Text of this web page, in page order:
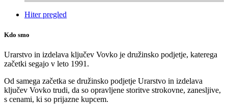
Hiter pregled
Kdo smo
Urarstvo in izdelava ključev Vovko je družinsko podjetje, katerega
začetki segajo v leto 1991.
Od samega začetka se družinsko podjetje Urarstvo in izdelava
ključev Vovko trudi, da so opravljene storitve strokovne, zanesljive,
s cenami, ki so prijazne kupcem.